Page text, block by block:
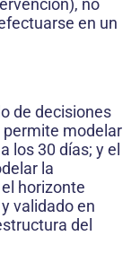
no
en un
de decisiones
permite modelar
los 30 días; y el
la
horizonte
validado en
del